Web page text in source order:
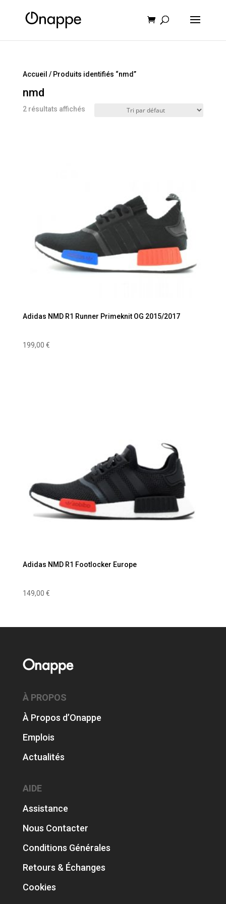
Accueil / Produits identifiés “nmd”
nmd
2 résultats affichés
Adidas NMD R1 Runner Primeknit OG 2015/2017
199,00 €
Adidas NMD R1 Footlocker Europe
149,00 €
Onappe
À PROPOS
À Propos d’Onappe
Emplois
Actualités
AIDE
Assistance
Nous Contacter
Conditions Générales
Retours & Échanges
Cookies